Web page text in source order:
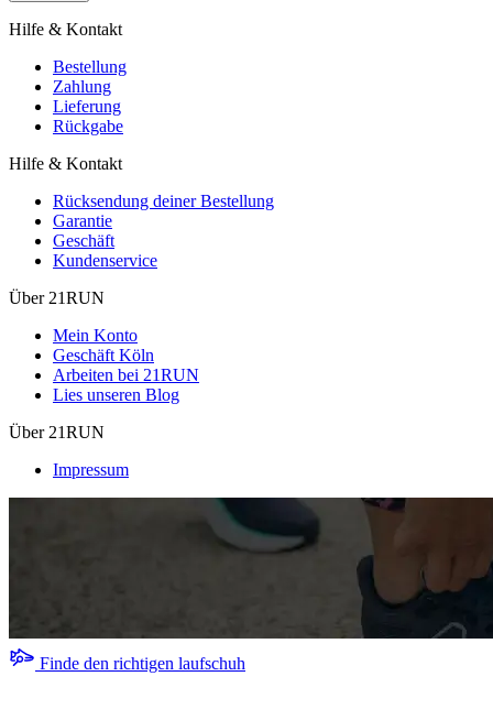
Hilfe & Kontakt
Bestellung
Zahlung
Lieferung
Rückgabe
Hilfe & Kontakt
Rücksendung deiner Bestellung
Garantie
Geschäft
Kundenservice
Über 21RUN
Mein Konto
Geschäft Köln
Arbeiten bei 21RUN
Lies unseren Blog
Über 21RUN
Impressum
Finde den richtigen laufschuh